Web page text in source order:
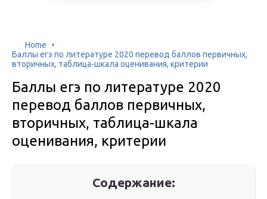
Home
Баллы егэ по литературе 2020 перевод баллов первичных,
вторичных, таблица-шкала оценивания, критерии
Баллы егэ по литературе 2020
перевод баллов первичных,
вторичных, таблица-шкала
оценивания, критерии
Содержание: